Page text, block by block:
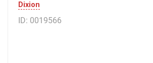
Dixion
ID: 0019566